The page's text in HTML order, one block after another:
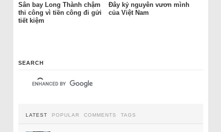
Sân bay Long Thành chậm
thi công vì tiền công đi gửi
tiết kiệm
Đây kỷ nguyên vươn mình
của Việt Nam
SEARCH
LATEST POPULAR COMMENTS TAGS